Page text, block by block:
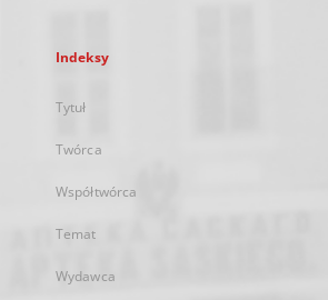
Indeksy
Tytuł
Twórca
Współtwórca
Temat
Wydawca